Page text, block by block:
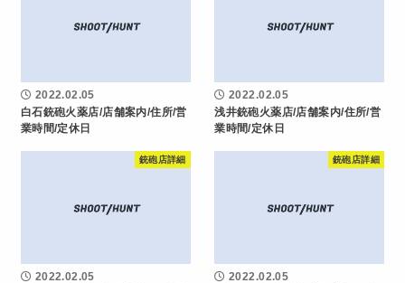
2022.02.05
白石銃砲火薬店/店舗案内/住所/営
業時間/定休日
2022.02.05
浅井銃砲火薬店/店舗案内/住所/営
業時間/定休日
銃砲店詳細
2022.02.05
銃砲店詳細
2022.02.05